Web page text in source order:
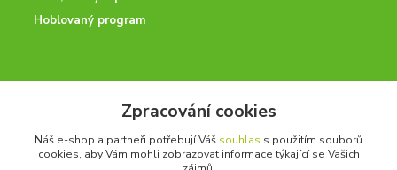
Hoblovaný program
Potřebujete poradit? Neváhejte nás kontaktovat.
+420 728 600 625
po - pá 7:00 - 15:00
Zpracování cookies
Náš e-shop a partneři potřebují Váš souhlas s použitím souborů
cookies, aby Vám mohli zobrazovat informace týkající se Vašich